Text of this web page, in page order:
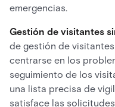
emergencias.
Gestión de visitantes
de gestión de
centrarse en los
seguimiento de los
una lista precisa de
satisface las